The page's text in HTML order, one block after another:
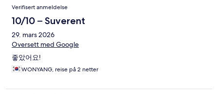
Verifisert anmeldelse
10/10 – Suverent
29. mars 2026
Oversett med Google
좋았어요!
WONYANG, reise på 2 netter